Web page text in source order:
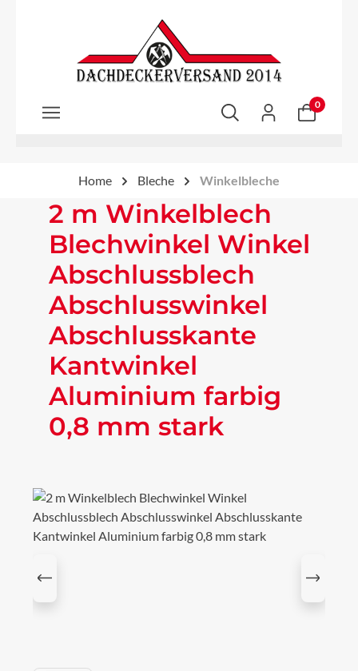
Zum Hauptinhalt springen
0
Home Bleche Winkelbleche
2 m Winkelblech
Blechwinkel Winkel
Abschlussblech
Abschlusswinkel
Abschlusskante
Kantwinkel
Aluminium farbig
0,8 mm stark
Bildergalerie überspringen